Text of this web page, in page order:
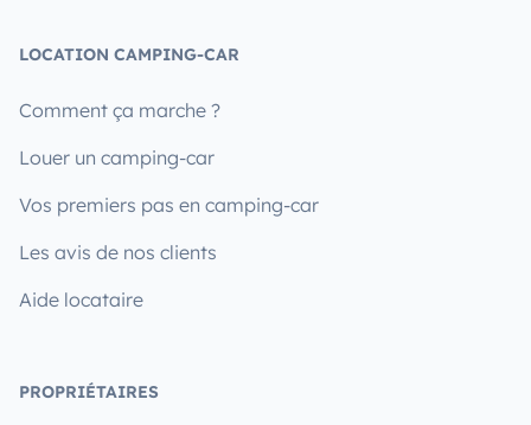
LOCATION CAMPING-CAR
Comment ça marche ?
Louer un camping-car
Vos premiers pas en camping-car
Les avis de nos clients
Aide locataire
PROPRIÉTAIRES